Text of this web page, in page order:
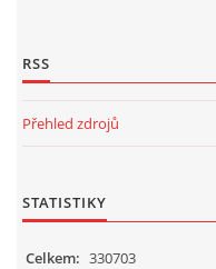
RSS
Přehled zdrojů
STATISTIKY
Celkem: 330703